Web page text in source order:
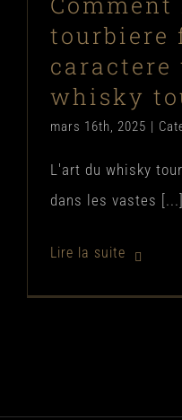
tourbiere
caractere
whisky
mars 16th, 2025 |
L'art du whisky
dans les vastes [...]